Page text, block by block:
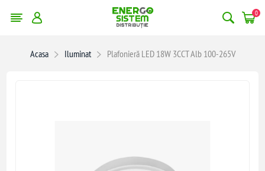
0
Acasa Iluminat Plafonieră LED 18W 3CCT Alb 100-265V